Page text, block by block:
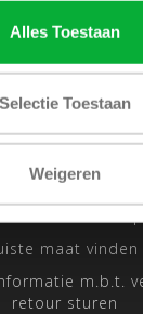
Alles Toestaan
Selectie Toestaan
Weigeren
Privacy Policy
Sitemap
Traveling Tailor
maat vinden
m.b.t.
retour sturen